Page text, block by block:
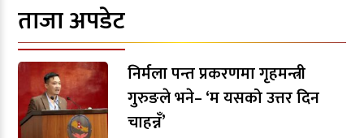
ताजा अपडेट
निर्मला पन्त प्रकरणमा गृहमन्त्री
गुरुङले भने– ‘म यसको उत्तर दिन
चाहन्नँ’